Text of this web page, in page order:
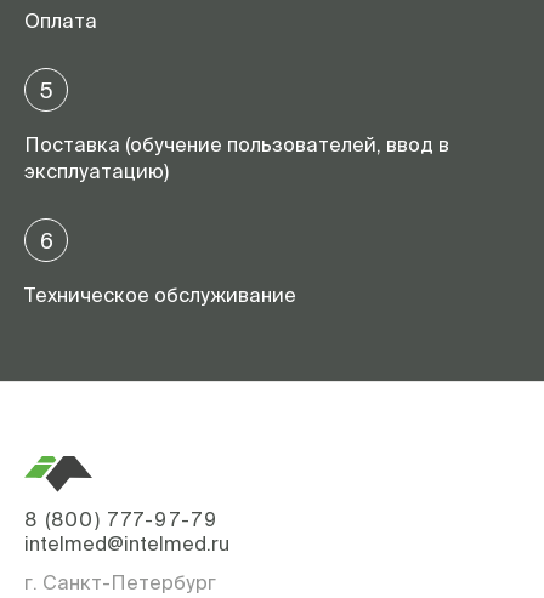
Оплата
5
Поставка (обучение пользователей, ввод в
эксплуатацию)
6
Техническое обслуживание
8 (800) 777-97-79
intelmed@intelmed.ru
г. Санкт-Петербург